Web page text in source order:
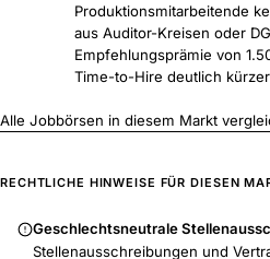
Produktionsmitarbeitende
aus Auditor-Kreisen oder
Empfehlungsprämie von
Time-to-Hire deutlich
Alle Jobbörsen in diesem Markt
RECHTLICHE HINWEISE FÜR DIESEN
Geschlechtsneutrale
Stellenausschreibungen und